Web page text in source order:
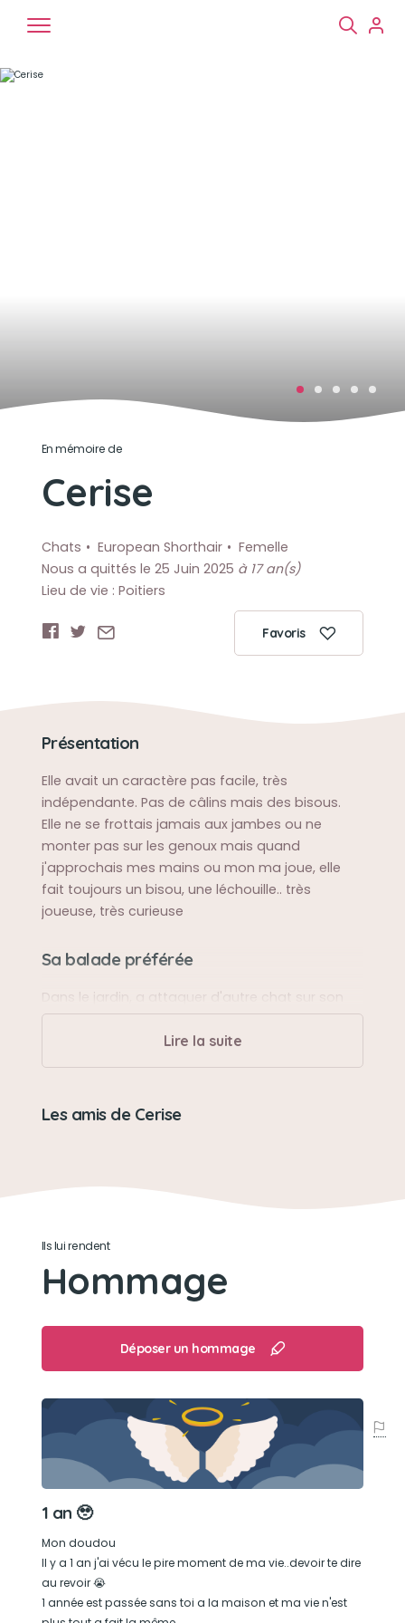
En mémoire de
Cerise
Chats European Shorthair
Femelle
Nous a quittés le 25 Juin 2025 à 17 an(s)
Lieu de vie : Poitiers
Favoris
Présentation
Elle avait un caractère pas facile, très
indépendante. Pas de câlins mais des bisous.
Elle ne se frottais jamais aux jambes ou ne
monter pas sur les genoux mais quand
j'approchais mes mains ou mon ma joue, elle
fait toujours un bisou, une léchouille.. très
joueuse, très curieuse
Sa balade préférée
Dans le jardin, a attaquer d'autre chat sur son
territoire..
Sa bêtise préférée
Mon canapé, mes rideaux, la tapisserie quand
Très indépendante, joueuse et curieuse
Une balle
Lire la suite
Les amis de Cerise
Ils lui rendent
Hommage
Déposer un hommage
1 an 🥹
Mon doudou
Il y a 1 an j'ai vécu le pire moment de ma vie..devoir te dire
au revoir 😭
1 année est passée sans toi a la maison et ma vie n'est